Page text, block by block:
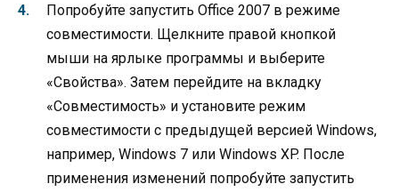
Попробуйте запустить Office 2007 в режиме
совместимости. Щелкните правой кнопкой
мыши на ярлыке программы и выберите
«Свойства». Затем перейдите на вкладку
«Совместимость» и установите режим
совместимости с предыдущей версией Windows,
например, Windows 7 или Windows XP. После
применения изменений попробуйте запустить